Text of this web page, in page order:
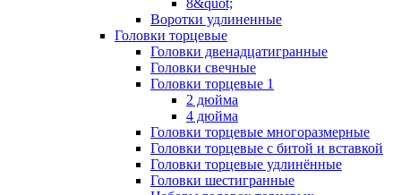
8&quot;
Воротки удлиненные
Головки торцевые
Головки двенадцатигранные
Головки свечные
Головки торцевые 1
2 дюйма
4 дюйма
Головки торцевые многоразмерные
Головки торцевые с битой и вставкой
Головки торцевые удлинённые
Головки шестигранные